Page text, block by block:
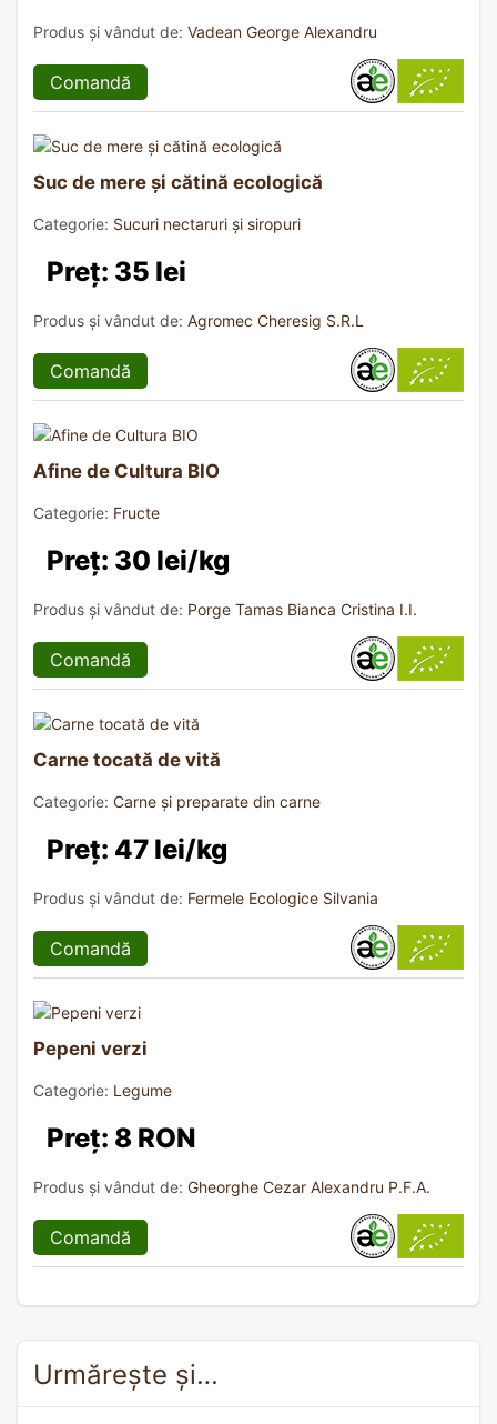
Produs și vândut de: Vadean George Alexandru
Comandă
Suc de mere și cătină ecologică
Categorie: Sucuri nectaruri și siropuri
Preț: 35 lei
Produs și vândut de: Agromec Cheresig S.R.L
Comandă
Afine de Cultura BIO
Categorie: Fructe
Preț: 30 lei/kg
Produs și vândut de: Porge Tamas Bianca Cristina I.I.
Comandă
Carne tocată de vită
Categorie: Carne și preparate din carne
Preț: 47 lei/kg
Produs și vândut de: Fermele Ecologice Silvania
Comandă
Pepeni verzi
Categorie: Legume
Preț: 8 RON
Produs și vândut de: Gheorghe Cezar Alexandru P.F.A.
Comandă
Urmărește și…